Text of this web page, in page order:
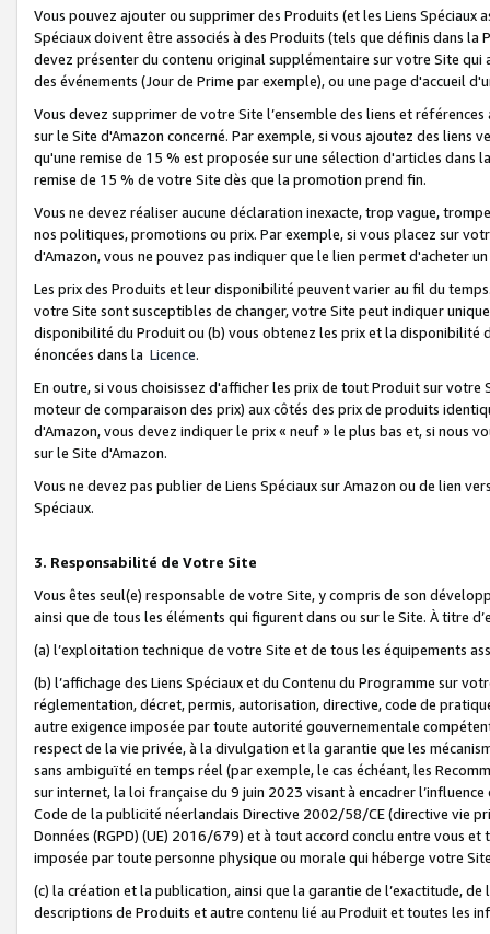
Vous pouvez ajouter ou supprimer des Produits (et les Liens
Spéciaux doivent être associés à des Produits (tels que définis dans
devez présenter du contenu original supplémentaire sur votre Site qui
des événements (Jour de Prime par exemple), ou une page d'accueil
Vous devez supprimer de votre Site l’ensemble des liens et
sur le Site d'Amazon concerné. Par exemple, si vous ajoutez des
qu'une remise de 15 % est proposée sur une sélection d'articles
remise de 15 % de votre Site dès que la promotion prend fin.
Vous ne devez réaliser aucune déclaration inexacte, trop vague,
nos politiques, promotions ou prix. Par exemple, si vous placez sur
d'Amazon, vous ne pouvez pas indiquer que le lien permet d'acheter
Les prix des Produits et leur disponibilité peuvent varier au fil du
votre Site sont susceptibles de changer, votre Site peut indiquer
disponibilité du Produit ou (b) vous obtenez les prix et la disponibilité
énoncées dans la Licence.
En outre, si vous choisissez d'afficher les prix de tout Produit sur
moteur de comparaison des prix) aux côtés des prix de produits
d'Amazon, vous devez indiquer le prix « neuf » le plus bas et, si nous
sur le Site d'Amazon.
Vous ne devez pas publier de Liens Spéciaux sur Amazon ou de lien
Spéciaux.
3. Responsabilité de Votre Site
Vous êtes seul(e) responsable de votre Site, y compris de son
ainsi que de tous les éléments qui figurent dans ou sur le Site. À titre
(a) l’exploitation technique de votre Site et de tous les équipements
(b) l’affichage des Liens Spéciaux et du Contenu du Programme sur
réglementation, décret, permis, autorisation, directive, code de
autre exigence imposée par toute autorité gouvernementale
respect de la vie privée, à la divulgation et la garantie que les
sans ambiguïté en temps réel (par exemple, le cas échéant, les
sur internet, la loi française du 9 juin 2023 visant à encadrer
Code de la publicité néerlandais Directive 2002/58/CE (directive vie
Données (RGPD) (UE) 2016/679) et à tout accord conclu entre vous
imposée par toute personne physique ou morale qui héberge votre
(c) la création et la publication, ainsi que la garantie de l’exactitude,
descriptions de Produits et autre contenu lié au Produit et toutes les